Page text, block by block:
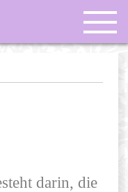
darin, die